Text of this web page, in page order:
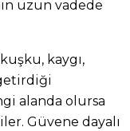
uzun vadede
kaygı,
alanda olursa
Güvene dayalı